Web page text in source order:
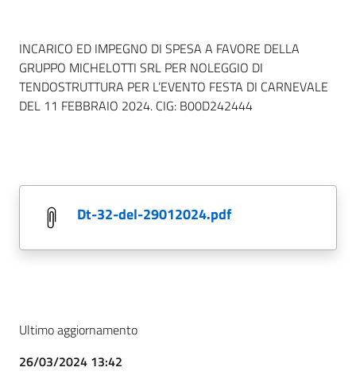
INCARICO ED IMPEGNO DI SPESA A FAVORE DELLA
GRUPPO MICHELOTTI SRL PER NOLEGGIO DI
TENDOSTRUTTURA PER L’EVENTO FESTA DI CARNEVALE
DEL 11 FEBBRAIO 2024. CIG: B00D242444
dt-32-del-29012024.pdf
Ultimo aggiornamento
26/03/2024 13:42